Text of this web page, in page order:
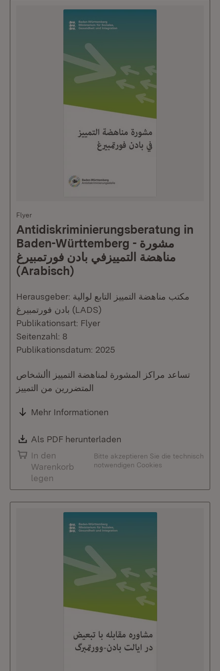
Flyer
Antidiskriminierungsberatung in
Baden-Württemberg - مشورة
مناهضة التمييزفي بادن فورتمبيرغ
(Arabisch)
Herausgeber: مكتب مناهضة التمييز التابع لوالية
بادن فورتمبيرغ (LADS)
Publikationsart: Flyer
Seitenzahl: 8
Publikationsdatum: 2025
تساعد مراكز المشورة لمناهضة التمييز األشخاص
المتضررين من التمييز
Mehr Informationen
Download:
Als PDF herunterladen
In den
Warenkorb
legen
Bitte akzeptieren Sie die technisch
notwendigen Cookies